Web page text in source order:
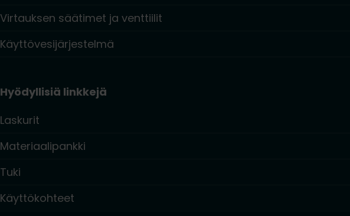
Virtauksen säätimet ja venttiilit
Käyttövesijärjestelmä
Hyödyllisiä linkkejä
Laskurit
Materiaalipankki
Tuki
Käyttökohteet